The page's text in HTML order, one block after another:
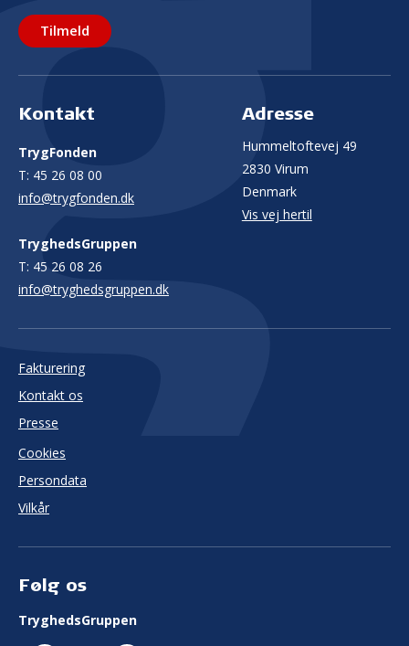
Tilmeld
Kontakt
TrygFonden
T: 45 26 08 00
info@trygfonden.dk
TryghedsGruppen
T: 45 26 08 26
info@tryghedsgruppen.dk
Adresse
Hummeltoftevej 49
2830 Virum
Denmark
Vis vej hertil
Fakturering
Kontakt os
Presse
Cookies
Persondata
Vilkår
Følg os
TryghedsGruppen